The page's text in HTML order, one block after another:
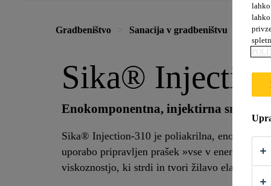
Gradbeništvo Sanacija v gradbeništvu
Sika®
Enokomponentna, injektirna smola
Sika® Injection-310 je poliakrilna,
uporabo pripravljen prašek »vse v enem«,
viskoznostjo, ki strdi in tvori žilavo elastičen